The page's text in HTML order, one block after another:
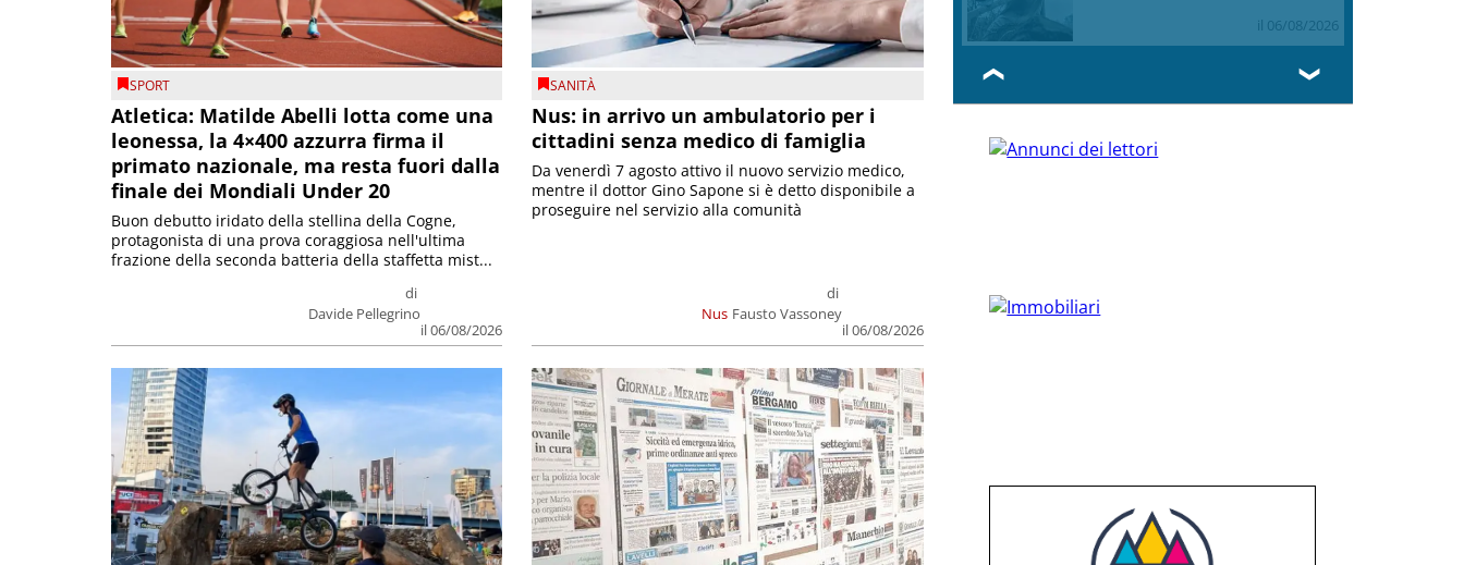
SPORT
Atletica: Matilde Abelli lotta come una
leonessa, la 4×400 azzurra firma il
primato nazionale, ma resta fuori dalla
finale dei Mondiali Under 20
di
Davide Pellegrino
il 06/08/2026
Buon debutto iridato della stellina della Cogne,
protagonista di una prova coraggiosa nell'ultima
frazione della seconda batteria della staffetta mist...
SANITÀ
Nus: in arrivo un ambulatorio per i
cittadini senza medico di famiglia
Nus
di
Fausto Vassoney
il 06/08/2026
Da venerdì 7 agosto attivo il nuovo servizio medico,
mentre il dottor Gino Sapone si è detto disponibile a
proseguire nel servizio alla comunità
il 06/08/2026
❮ ❯